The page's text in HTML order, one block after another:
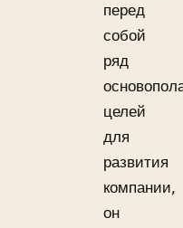
перед
собой
ряд
целей
для
развития
компании,
он